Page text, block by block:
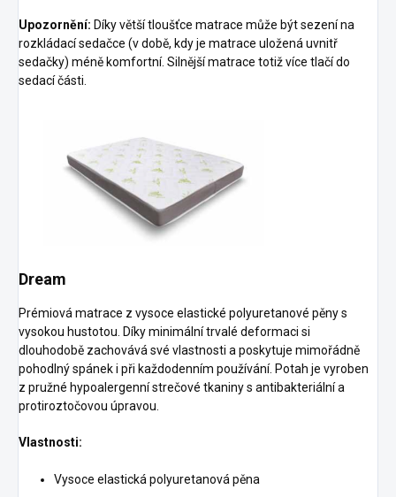
Upozornění: Díky větší tloušťce matrace může být sezení na
rozkládací sedačce (v době, kdy je matrace uložená uvnitř
sedačky) méně komfortní. Silnější matrace totiž více tlačí do
sedací části.
Dream
Prémiová matrace z vysoce elastické polyuretanové pěny s
vysokou hustotou. Díky minimální trvalé deformaci si
dlouhodobě zachovává své vlastnosti a poskytuje mimořádně
pohodlný spánek i při každodenním používání. Potah je vyroben
z pružné hypoalergenní strečové tkaniny s antibakteriální a
protiroztočovou úpravou.
Vlastnosti:
Vysoce elastická polyuretanová pěna